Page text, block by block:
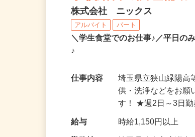
学校給食の調理補助
株式会社 ニックス
アルバイト パート
＼学生食堂でのお仕事♪／平日の
埼玉県立狭山緑陽
供・洗浄などをお
す！ ★週2日～3日